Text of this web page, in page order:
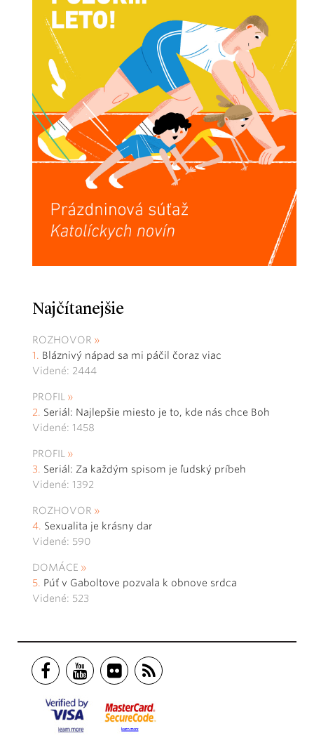
Najčítanejšie
ROZHOVOR
Bláznivý nápad sa mi páčil čoraz viac
Videné: 2444
PROFIL
Seriál: Najlepšie miesto je to, kde nás chce Boh
Videné: 1458
PROFIL
Seriál: Za každým spisom je ľudský príbeh
Videné: 1392
ROZHOVOR
Sexualita je krásny dar
Videné: 590
DOMÁCE
Púť v Gaboltove pozvala k obnove srdca
Videné: 523